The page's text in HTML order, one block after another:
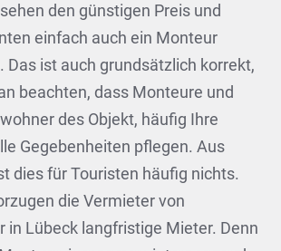
den günstigen Preis und
einfach auch ein Monteur
Das ist auch grundsätzlich korrekt,
beachten, dass Monteure und
des Objekt, häufig Ihre
Gegebenheiten pflegen. Aus
dies für Touristen häufig nichts.
die Vermieter von
in Lübeck langfristige Mieter. Denn